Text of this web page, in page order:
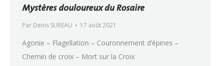
Mystères douloureux du Rosaire
Par Denis SUREAU 17 août 2021
Agonie – Flagellation – Couronnement d’épines –
Chemin de croix – Mort sur la Croix